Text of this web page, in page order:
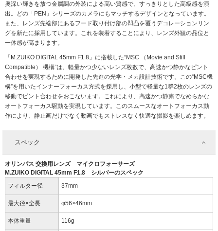
奥深い輝きを放つ金属調の外装による高い質感で、すっきりとした高級感を演
出。どの「PEN」シリーズのカメラにもマッチするデザインとなっています。
また、レンズ先端部にあるフード取り付け部の凹凸を覆うデコレーションリン
グを新たに採用しています。これを装着することにより、レンズ外観の品位と
一体感が高まります。
「M.ZUIKO DIGITAL 45mm F1.8」に搭載した“MSC （Movie and Still
Compatible） 機構”は、軽量かつ少ないレンズ枚数で、高速かつ静かなピント
合わせを実現するために開発した先進の光学・メカ設計技術です。この“MSC機
構”を用いたインナーフォーカス方式を採用し、小型で軽量な1群2枚のレンズの
移動でピント合わせをおこないます。これにより、高速かつ静粛でなめらかな
オートフォーカス駆動を実現しています。このスムースなオートフォーカス動
作により、静止画だけでなく動画でもストレスなく快適な撮影を楽しめます。
スペック
オリンパス 交換用レンズ マイクロフォーサーズ
M.ZUIKO DIGITAL 45mm F1.8 シルバーのスペック
フィルター径
37mm
最大径×全長 φ56×46mm
本体重量 116g